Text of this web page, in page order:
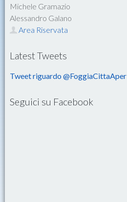
Michele Gramazio
Alessandro Galano
Area Riservata
Latest Tweets
Tweet riguardo @FoggiaCittaAper
Seguici su Facebook